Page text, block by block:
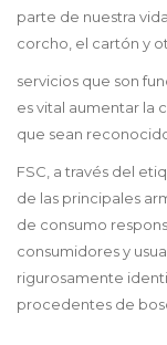
parte de nuestra
corcho, el cartón y
servicios que son
es vital aumentar la
que sean
FSC, a través del
de las principales
de consumo
consumidores y
rigurosamente
procedentes de